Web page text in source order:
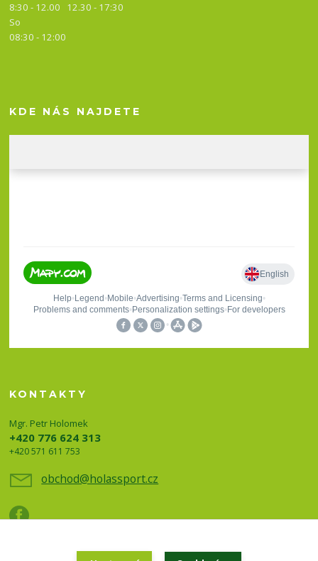
8:30 - 12.00 12.30 - 17:30
So
08:30 - 12:00
KDE NÁS NAJDETE
KONTAKTY
Mgr. Petr Holomek
+420 776 624 313
+420 571 611 753
obchod@holassport.cz